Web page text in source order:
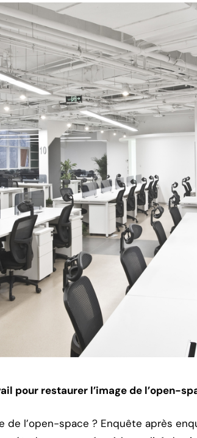
pour restaurer l’image de l’open-
de l’open-space ? Enquête après